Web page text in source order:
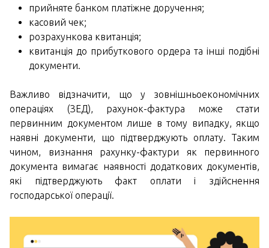
прийняте банком платіжне доручення;
касовий чек;
розрахункова квитанція;
квитанція до прибуткового ордера та інші подібні
документи.
Важливо відзначити, що у зовнішньоекономічних
операціях (ЗЕД), рахунок-фактура може стати
первинним документом лише в тому випадку, якщо
наявні документи, що підтверджують оплату. Таким
чином, визнання рахунку-фактури як первинного
документа вимагає наявності додаткових документів,
які підтверджують факт оплати і здійснення
господарської операції.